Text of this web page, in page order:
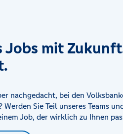
Diemelstadt
Jobs mit
nachgedacht, bei den
Werden Sie Teil unseres Teams
Job, der wirklich zu Ihnen